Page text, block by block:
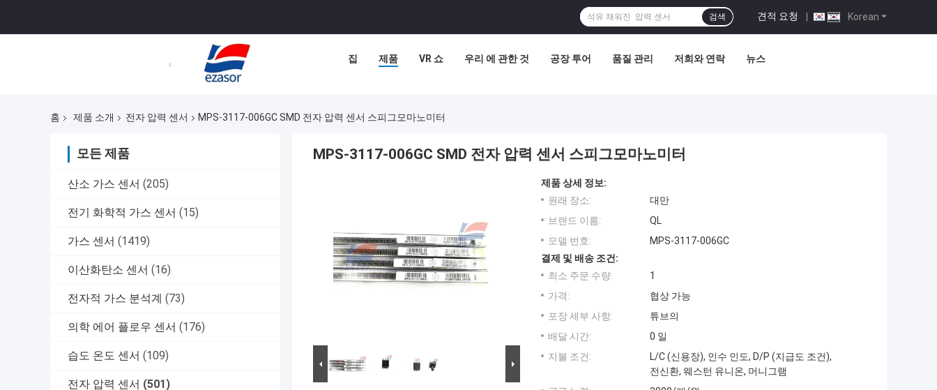
Korean
견적 요청 |
검색
집 제품 VR 쇼 우리 에 관한 것 공장 투어 품질 관리 저희와 연락 뉴스
홈 제품 소개 전자 압력 센서 MPS-3117-006GC SMD 전자 압력 센서 스피그모마노미터
모든 제품
산소 가스 센서 (205)
전기 화학적 가스 센서 (15)
가스 센서 (1419)
이산화탄소 센서 (16)
전자적 가스 분석계 (73)
의학 에어 플로우 센서 (176)
습도 온도 센서 (109)
전자 압력 센서 (501)
MPS-3117-006GC SMD 전자 압력 센서 스피그모마노미터
제품 상세 정보:
원래 장소:
대만
브랜드 이름:
QL
모델 번호:
MPS-3117-006GC
결제 및 배송 조건:
최소 주문 수량:
1
가격:
협상 가능
포장 세부 사항:
튜브의
배달 시간:
0 일
지불 조건:
L/C (신용장), 인수 인도, D/P (지급도 조건),
전신환, 웨스턴 유니온, 머니그램